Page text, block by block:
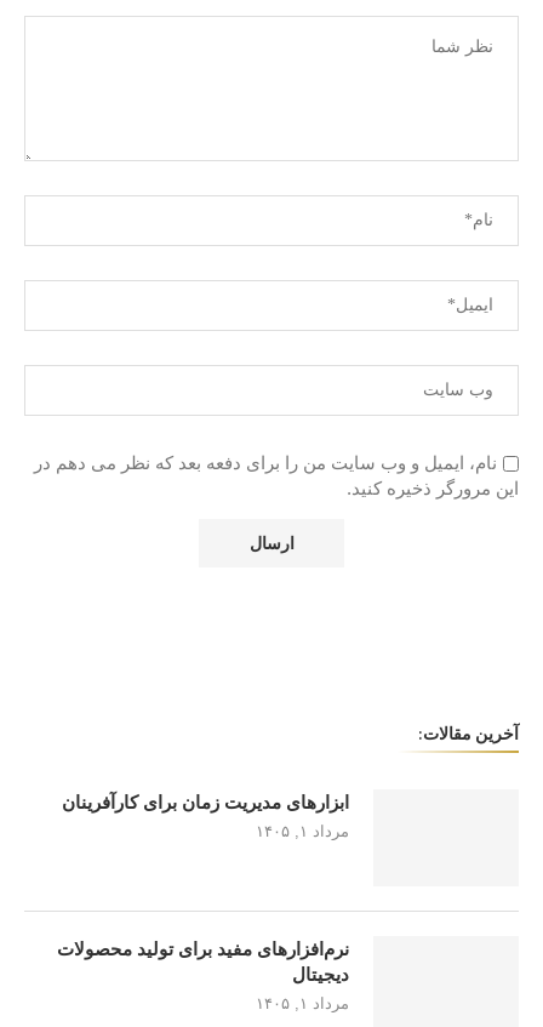
نام، ایمیل و وب سایت من را برای دفعه بعد که نظر می دهم در
این مرورگر ذخیره کنید.
آخرین مقالات:
ابزارهای مدیریت زمان برای کارآفرینان
مرداد ۱, ۱۴۰۵
نرم‌افزارهای مفید برای تولید محصولات
دیجیتال
مرداد ۱, ۱۴۰۵